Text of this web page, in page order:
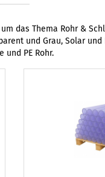
das Thema Rohr &
und Grau, Solar
und PE Rohr.